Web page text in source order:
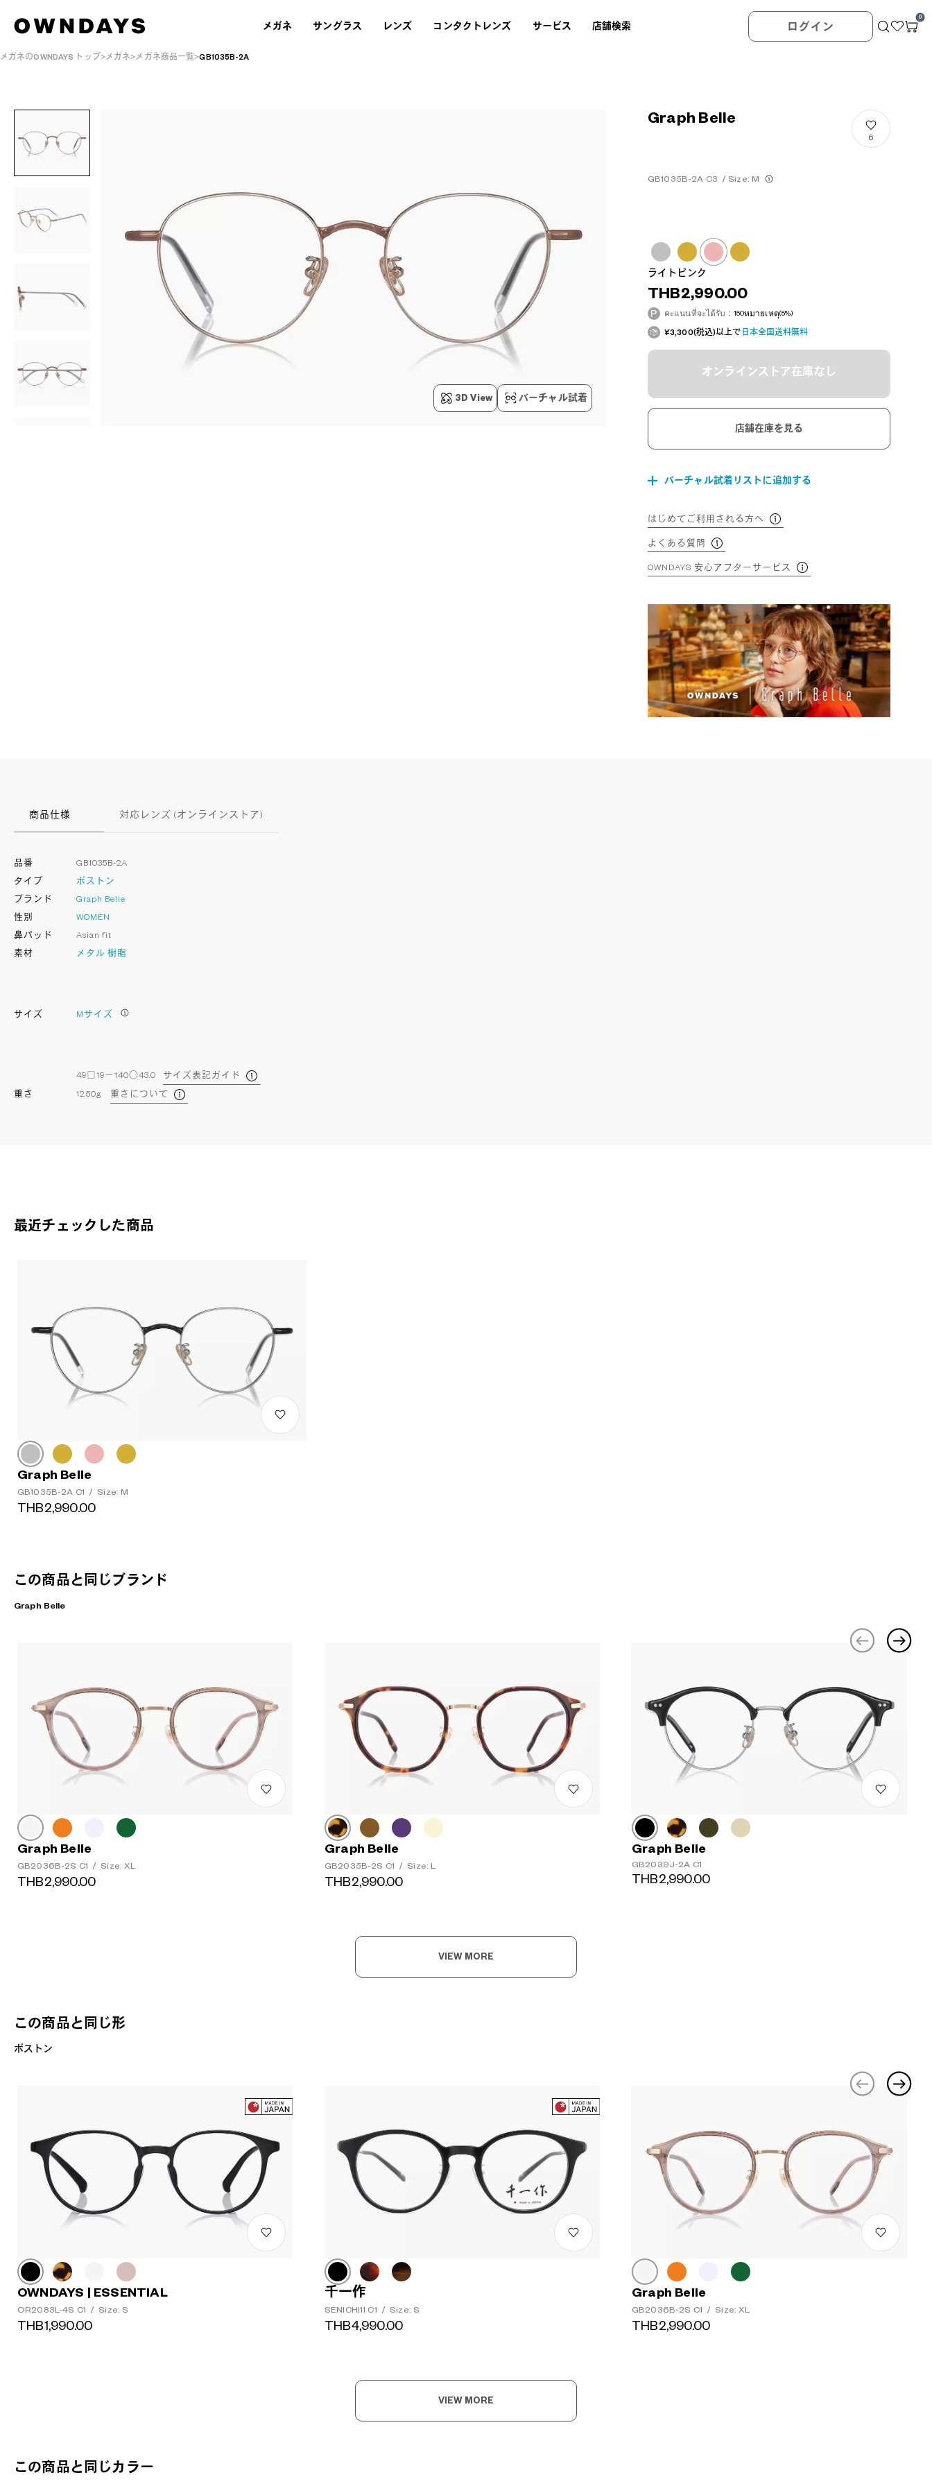
メガネ サングラス レンズ コンタクトレンズ サービス 店舗検索 ログイン
0
メガネのOWNDAYS トップ メガネ メガネ商品一覧 GB1035B-2A
3D View バーチャル試着
Graph Belle
GB1035B-2A C3 / Size: M
6
ライトピンク
THB2,990.00
คะแนนที่จะได้รับ：150หมายเหตุ(5%)
¥3,300(税込)以上で 日本全国送料無料
オンラインストア在庫なし
店舗在庫を見る
バーチャル試着リストに追加する
はじめてご利用される方へ
よくある質問
OWNDAYS 安心アフターサービス
商品仕様 対応レンズ (オンラインストア)
品番 GB1035B-2A
タイプ ボストン
ブランド Graph Belle
性別 WOMEN
鼻パッド Asian fit
素材 メタル 樹脂
サイズ Mサイズ
49□19－140○43.0 サイズ表記ガイド
重さ 12.50g 重さについて
最近チェックした商品
Graph Belle
GB1035B-2A C1 / Size: M
THB2,990.00
この商品と同じブランド
Graph Belle
Graph Belle
GB2036B-2S C1 / Size: XL
THB2,990.00
Graph Belle
GB2035B-2S C1 / Size: L
THB2,990.00
Graph Belle
GB2039J-2A C1
THB2,990.00
VIEW MORE
この商品と同じ形
ボストン
OWNDAYS | ESSENTIAL
OR2083L-4S C1 / Size: S
THB1,990.00
千一作
SENICHI11 C1 / Size: S
THB4,990.00
Graph Belle
GB2036B-2S C1 / Size: XL
THB2,990.00
VIEW MORE
この商品と同じカラー